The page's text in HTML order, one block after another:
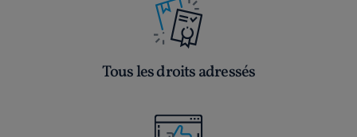
Tous les droits adressés